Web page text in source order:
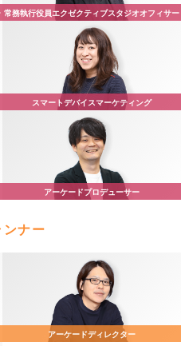
常務執行役員エクゼクティブスタジオオフィサー
スマートデバイスマーケティング
アーケードプロデューサー
ンナー
アーケードディレクター